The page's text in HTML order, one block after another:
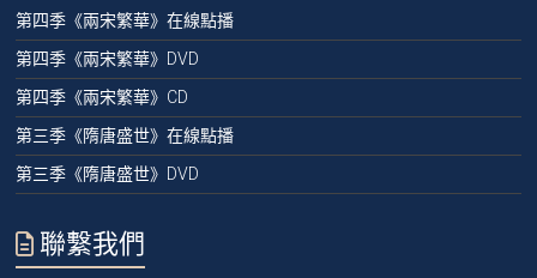
第四季《兩宋繁華》在線點播
第四季《兩宋繁華》DVD
第四季《兩宋繁華》CD
第三季《隋唐盛世》在線點播
第三季《隋唐盛世》DVD
聯繫我們